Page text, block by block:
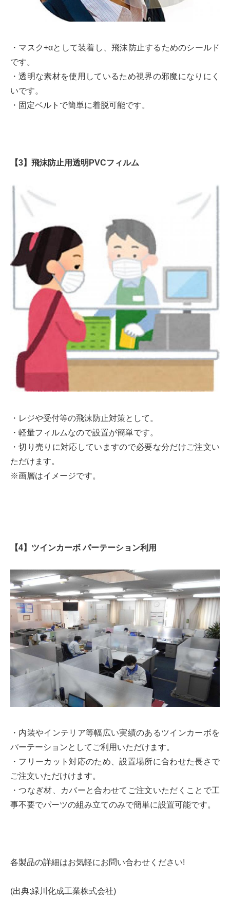
・マスク+αとして装着し、飛沫防止するためのシールド
です。
・透明な素材を使用しているため視界の邪魔になりにく
いです。
・固定ベルトで簡単に着脱可能です。
【3】飛沫防止用透明PVCフィルム
・レジや受付等の飛沫防止対策として。
・軽量フィルムなので設置が簡単です。
・切り売りに対応していますので必要な分だけご注文い
ただけます。
※画層はイメージです。
【4】ツインカーボ パーテーション利用
・内装やインテリア等幅広い実績のあるツインカーボを
パーテーションとしてご利用いただけます。
・フリーカット対応のため、設置場所に合わせた長さで
ご注文いただけけます。
・つなぎ材、カバーと合わせてご注文いただくことで工
事不要でパーツの組み立てのみで簡単に設置可能です。
各製品の詳細はお気軽にお問い合わせください!
(出典:緑川化成工業株式会社)